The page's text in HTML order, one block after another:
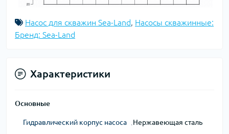
Насос для скважин Sea-Land, Насосы скважинные:
Бренд: Sea-Land
Характеристики
Основные
Гидравлический корпус насоса Нержавеющая сталь